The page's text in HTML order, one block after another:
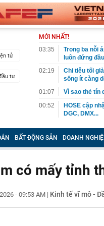
tử
tư
MỚI NHẤT!
03:35
Trong ba nỗi
luôn đứng
02:19
Chi tiêu tối
sống ít càng
01:07
Vì sao thẻ tín
00:52
HOSE cập
DGC, DMX...
00:12
Tiền lớn bất
phiếu Việt
00:05
Một doanh
00:04
Một yếu tố
sau bác sĩ
BẤT ĐỘNG SẢN DOANH
có mấy tỉnh
- 09:53 AM | Kinh tế vĩ mô -